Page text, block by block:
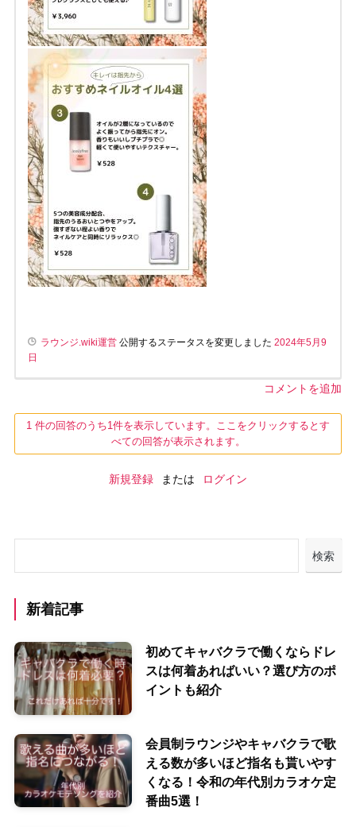
ラウンジ.wiki運営公開するステータスを変更しました 2024年5月9
日
コメントを追加
1 件の回答のうち1件を表示しています。ここをクリックするとす
べての回答が表示されます。
新規登録 または ログイン
検索
新着記事
初めてキャバクラで働くならドレ
スは何着あればいい？選び方のポ
イントも紹介
会員制ラウンジやキャバクラで歌
える数が多いほど指名も貰いやす
くなる！令和の年代別カラオケ定
番曲5選！